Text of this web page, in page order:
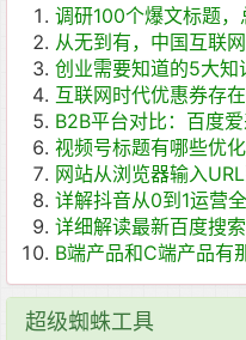
调研100个爆文标题
从无到有，中国互联
创业需要知道的5大知
互联网时代优惠券存
B2B平台对比：百度
视频号标题有哪些优
网站从浏览器输入
详解抖音从0到1运营
详细解读最新百度搜
B端产品和C端产品有
超级蜘蛛工具